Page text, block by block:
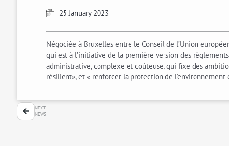
25 January 2023
Négociée à Bruxelles entre le Conseil de l’Union
qui est à l’initiative de la première version des
administrative, complexe et coûteuse, qui fixe des
résilient», et « renforcer la protection de l’environnement
NEXT
NEWS